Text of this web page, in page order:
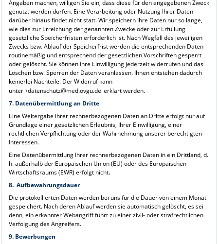
Angaben machen, willigen Sie ein, dass diese für den angegebenen Zweck
genutzt werden dürfen. Eine Verarbeitung oder Nutzung Ihrer Daten
darüber hinaus findet nicht statt. Wir speichern Ihre Daten nur so lange,
wie dies zur Erreichung der genannten Zwecke oder zur Erfüllung
gesetzliche Speicherfristen erforderlich ist. Nach Wegfall des jeweiligen
Zwecks bzw. Ablauf der Speicherfrist werden die entsprechenden Daten
routinemäßig und entsprechend der gesetzlichen Vorschriften gesperrt
oder gelöscht. Sie können Ihre Einwilligung jederzeit widerrufen und das
Löschen bzw. Sperren der Daten veranlassen. Ihnen entstehen dadurch
keinerlei Nachteile. Der Widerruf kann
unter datenschutz@med.ovgu.de erklärt werden.
7. Datenübermittlung an Dritte
Eine Weitergabe ihrer rechnerbezogenen Daten an Dritte erfolgt nur auf
Grundlage einer gesetzlichen Erlaubnis, Ihrer Einwilligung, einer
rechtlichen Verpflichtung oder der Wahrnehmung unserer berechtigten
Interessen.
Eine Datenübermittlung Ihrer rechnerbezogenen Daten in ein Drittland, d.
h. außerhalb der Europäischen Union (EU) oder des Europäischen
Wirtschaftsraums (EWR) erfolgt nicht.
8. Aufbewahrungsdauer
Die protokollierten Daten werden bei uns für die Dauer von einem Monat
gespeichert. Nach deren Ablauf werden sie automatisch gelöscht, es sei
denn, ein erkannter Webangriff führt zu einer zivil- oder strafrechtlichen
Verfolgung des Angreifers.
9. Bewerbungen